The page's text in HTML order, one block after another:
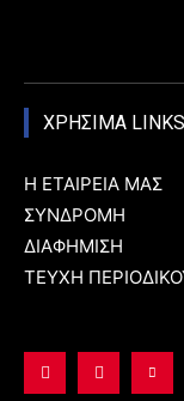
ΧΡΗΣΙΜΑ LINKS
Η ΕΤΑΙΡΕΙΑ ΜΑΣ
ΣΥΝΔΡΟΜΗ
ΔΙΑΦΗΜΙΣΗ
ΤΕΥΧΗ